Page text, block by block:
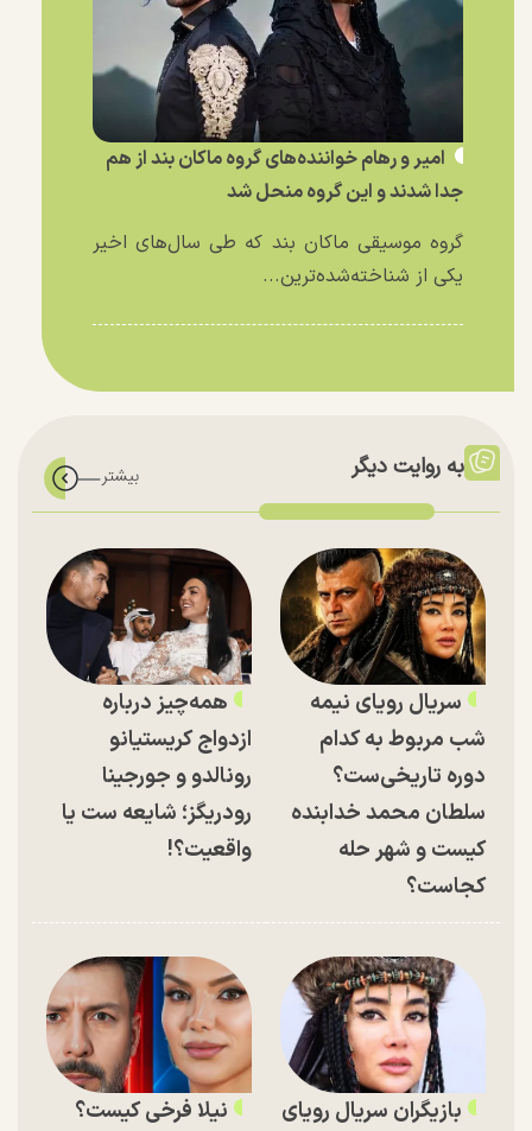
امیر و رهام خواننده‌های گروه ماکان بند از هم
جدا شدند و این گروه منحل شد
گروه موسیقی ماکان بند که طی سال‌های اخیر
یکی از شناخته‌شده‌ترین...
به روایت دیگر
سریال رویای نیمه
شب مربوط به کدام
دوره تاریخی‌ست؟
سلطان محمد خدابنده
کیست و شهر حله
کجاست؟
همه‌چیز درباره
ازدواج کریستیانو
رونالدو و جورجینا
رودریگز؛ شایعه ست یا
واقعیت؟!
بازیگران سریال رویای
نیلا فرخی کیست؟